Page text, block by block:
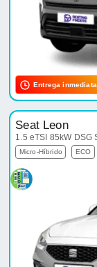
Entrega inmediata
Seat Leon
1.5 eTSI 85kW DSG
Micro-Híbrido ECO